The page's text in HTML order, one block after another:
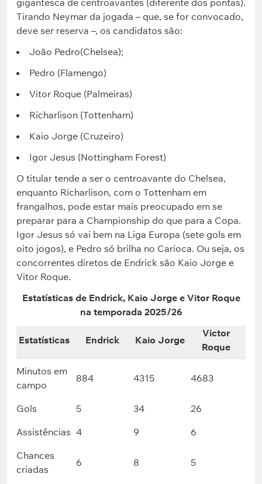
gigantesca de centroavantes (diferente dos pontas).
Tirando Neymar da jogada – que, se for convocado,
deve ser reserva –, os candidatos são:
João Pedro(Chelsea);
Pedro (Flamengo)
Vitor Roque (Palmeiras)
Richarlison (Tottenham)
Kaio Jorge (Cruzeiro)
Igor Jesus (Nottingham Forest)
O titular tende a ser o centroavante do Chelsea,
enquanto Richarlison, com o Tottenham em
frangalhos, pode estar mais preocupado em se
preparar para a Championship do que para a Copa.
Igor Jesus só vai bem na Liga Europa (sete gols em
oito jogos), e Pedro só brilha no Carioca. Ou seja, os
concorrentes diretos de Endrick são Kaio Jorge e
Vitor Roque.
Estatísticas de Endrick, Kaio Jorge e Vitor Roque
na temporada 2025/26
Estatísticas Endrick Kaio Jorge
Victor
Roque
Minutos em
campo
884 4315 4683
Gols 5 34
26
Assistências 4 9
6
Chances
criadas
6 8 5